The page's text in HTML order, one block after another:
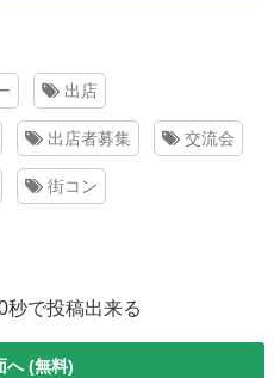
出店
出店者募集 交流会
街コン
秒で投稿出来る
へ (無料)